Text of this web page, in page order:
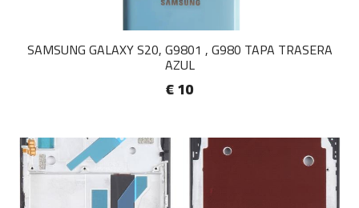
SAMSUNG GALAXY S20, G9801 , G980 TAPA TRASERA
AZUL
€ 10